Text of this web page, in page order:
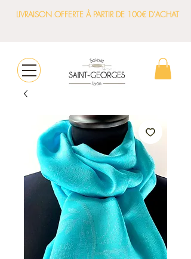
LIVRAISON OFFERTE À PARTIR DE 100€ D'ACHAT